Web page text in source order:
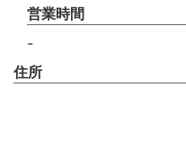
営業時間
-
住所